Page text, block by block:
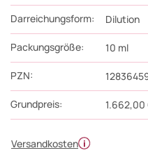
Versandkosten
Darreichungsform: Dilution
Packungsgröße: 10 ml
PZN:
Grundpreis: 1.662,00